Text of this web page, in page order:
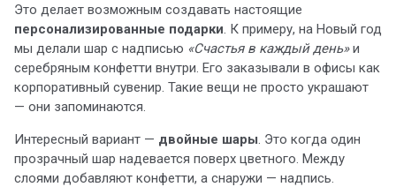
Это делает возможным создавать настоящие
персонализированные подарки. К примеру, на Новый год
мы делали шар с надписью «Счастья в каждый день»и
серебряным конфетти внутри. Его заказывали в офисы как
корпоративный сувенир. Такие вещи не просто украшают
— они запоминаются.
Интересный вариант — двойные шары. Это когда один
прозрачный шар надевается поверх цветного. Между
слоями добавляют конфетти, а снаружи — надпись.